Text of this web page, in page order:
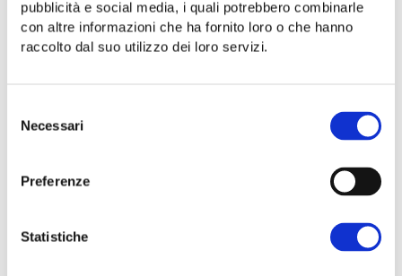
pubblicità e social media, i quali potrebbero combinarle
con altre informazioni che ha fornito loro o che hanno
raccolto dal suo utilizzo dei loro servizi.
delNecessari
Preferenze
Statistiche
Categoria:COSMETICI NATURALI
Share: